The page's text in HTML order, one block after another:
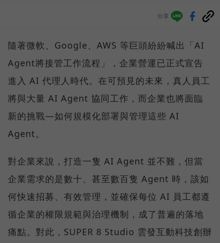
分享
隨著微軟、Google、AWS 等巨頭紛紛喊出「AI
Agent將接管工作流程」，企業營運已正式宣告
進入 AI 代理人時代。在可預見的未來，真人員工
將與大量 AI Agent 協同工作，而企業也將面臨
新的挑戰—如何規模化部署與管理這些 AI
Agent。
對企業來說，打造一隻 AI Agent 並不難，但當
企業需求的是數十、甚至數百隻 Agent 時，該如
何快速招募、有效管理，並確保每位 AI 員工都遵
循企業的權限規範與治理機制，成了普遍的落地
痛點。對此，SUPER 8 Studio 雲發互動科技創辦